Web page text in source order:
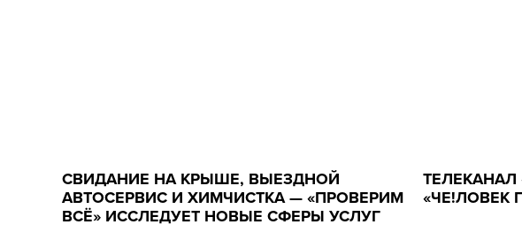
СВИДАНИЕ НА КРЫШЕ, ВЫЕЗДНОЙ
АВТОСЕРВИС И ХИМЧИСТКА — «ПРОВЕРИМ
ВСЁ» ИССЛЕДУЕТ НОВЫЕ СФЕРЫ УСЛУГ
ТЕЛЕКАНАЛ
«ЧЕ!ЛОВЕК